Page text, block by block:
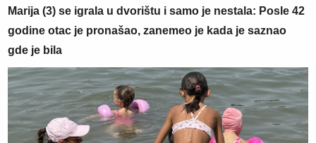
Marija (3) se igrala u dvorištu i samo je nestala: Posle 42
godine otac je pronašao, zanemeo je kada je saznao
gde je bila